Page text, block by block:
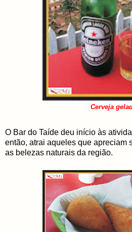
Cerveja
O Bar do Taíde deu início às
então, atrai aqueles que apreciam
as belezas naturais da região.